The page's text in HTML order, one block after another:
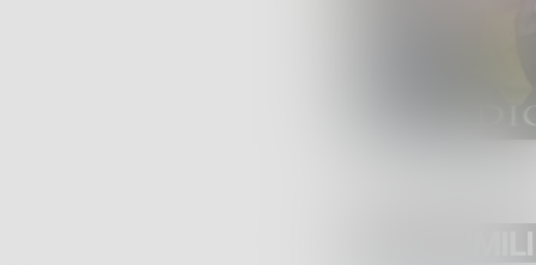
POST SIMILI